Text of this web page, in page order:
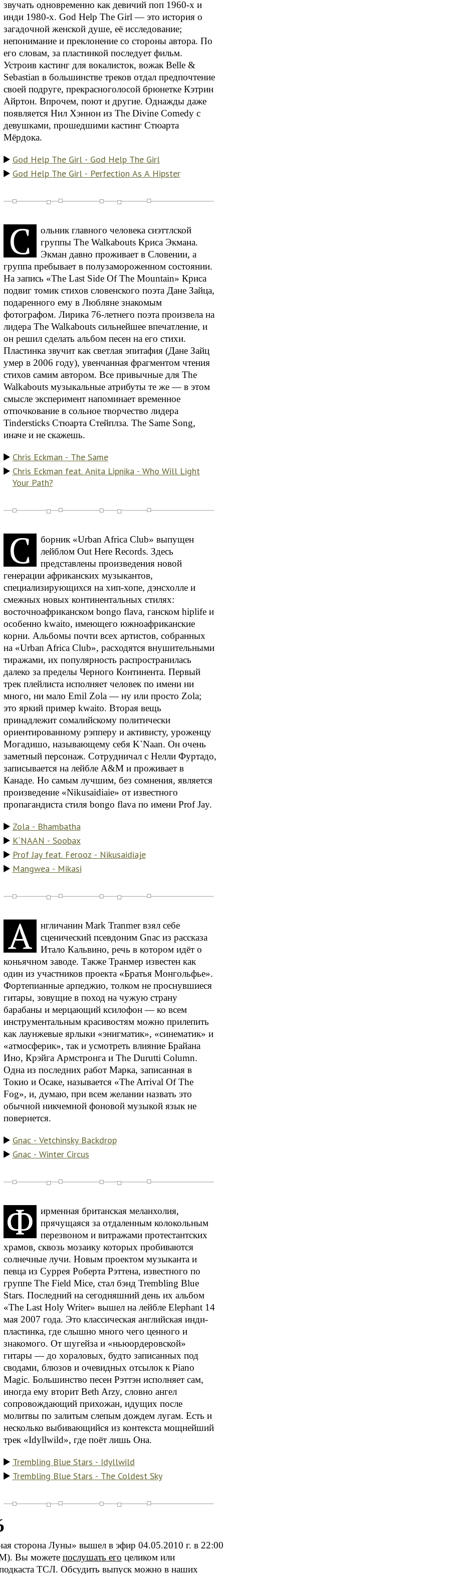
звучать одновременно как девичий поп 1960-х и
инди 1980-х. God Help The Girl — это история о
загадочной женской душе, её исследование;
непонимание и преклонение со стороны автора. По
его словам, за пластинкой последует фильм.
Устроив кастинг для вокалисток, вожак Belle &
Sebastian в большинстве треков отдал предпочтение
своей подруге, прекрасноголосой брюнетке Кэтрин
Айртон. Впрочем, поют и другие. Однажды даже
появляется Нил Хэннон из The Divine Comedy с
девушками, прошедшими кастинг Стюарта
Мёрдока.
God Help The Girl - God Help The Girl
God Help The Girl - Perfection As A Hipster
C
ольник главного человека сиэттлской
группы The Walkabouts Криса Экмана.
Экман давно проживает в Словении, а
группа пребывает в полузамороженном состоянии.
На запись «The Last Side Of The Mountain» Криса
подвиг томик стихов словенского поэта Дане Зайца,
подаренного ему в Любляне знакомым
фотографом. Лирика 76-летнего поэта произвела на
лидера The Walkabouts сильнейшее впечатление, и
он решил сделать альбом песен на его стихи.
Пластинка звучит как светлая эпитафия (Дане Зайц
умер в 2006 году), увенчанная фрагментом чтения
стихов самим автором. Все привычные для The
Walkabouts музыкальные атрибуты те же — в этом
смысле эксперимент напоминает временное
отпочкование в сольное творчество лидера
Tindersticks Стюарта Стейплза. The Same Song,
иначе и не скажешь.
Chris Eckman - The Same
Chris Eckman feat. Anita Lipnika - Who Will Light
Your Path?
C
борник «Urban Africa Club» выпущен
лейблом Out Here Records. Здесь
представлены произведения новой
генерации африканских музыкантов,
специализирующихся на хип-хопе, дэнсхолле и
смежных новых континентальных стилях:
восточноафриканском bongo flava, ганском hiplife и
особенно kwaito, имеющего южноафриканские
корни. Альбомы почти всех артистов, собранных
на «Urban Africa Club», расходятся внушительными
тиражами, их популярность распространилась
далеко за пределы Черного Континента. Первый
трек плейлиста исполняет человек по имени ни
много, ни мало Emil Zola — ну или просто Zola;
это яркий пример kwaito. Вторая вещь
принадлежит сомалийскому политически
ориентированному рэпперу и активисту, уроженцу
Могадишо, называющему себя K`Naan. Он очень
заметный персонаж. Сотрудничал с Нелли Фуртадо,
записывается на лейбле A&M и проживает в
Канаде. Но самым лучшим, без сомнения, является
произведение «Nikusaidiaie» от известного
пропагандиста стиля bongo flava по имени Prof Jay.
Zola - Bhambatha
K`NAAN - Soobax
Prof Jay feat. Ferooz - Nikusaidiaje
Mangwea - Mikasi
А
нгличанин Mark Tranmer взял себе
сценический псевдоним Gnac из рассказа
Итало Кальвино, речь в котором идёт о
коньячном заводе. Также Транмер известен как
один из участников проекта «Братья Монгольфье».
Фортепианные арпеджио, толком не проснувшиеся
гитары, зовущие в поход на чужую страну
барабаны и мерцающий ксилофон — ко всем
инструментальным красивостям можно прилепить
как лаунжевые ярлыки «энигматик», «синематик» и
«атмосферик», так и усмотреть влияние Брайана
Ино, Крэйга Армстронга и The Durutti Column.
Одна из последних работ Марка, записанная в
Токио и Осаке, называется «The Arrival Of The
Fog», и, думаю, при всем желании назвать это
обычной никчемной фоновой музыкой язык не
повернется.
Gnac - Vetchinsky Backdrop
Gnac - Winter Circus
Ф
ирменная британская меланхолия,
прячущаяся за отдаленным колокольным
перезвоном и витражами протестантских
храмов, сквозь мозаику которых пробиваются
солнечные лучи. Новым проектом музыканта и
певца из Суррея Роберта Рэттена, известного по
группе The Field Mice, стал бэнд Trembling Blue
Stars. Последний на сегодняшний день их альбом
«The Last Holy Writer» вышел на лейбле Elephant 14
мая 2007 года. Это классическая английская инди-
пластинка, где слышно много чего ценного и
знакомого. От шугейза и «ньюордеровской»
гитары — до хораловых, будто записанных под
сводами, блюзов и очевидных отсылок к Piano
Magic. Большинство песен Рэттэн исполняет сам,
иногда ему вторит Beth Arzy, словно ангел
сопровождающий прихожан, идущих после
молитвы по залитым слепым дождем лугам. Есть и
несколько выбивающийся из контекста мощнейший
трек «Idyllwild», где поёт лишь Она.
Trembling Blue Stars - Idyllwild
Trembling Blue Stars - The Coldest Sky
сторона Луны» вышел в эфир 04.05.2010 г. в 22:00
Вы можете послушать его целиком или
ТСЛ. Обсудить выпуск можно в наших